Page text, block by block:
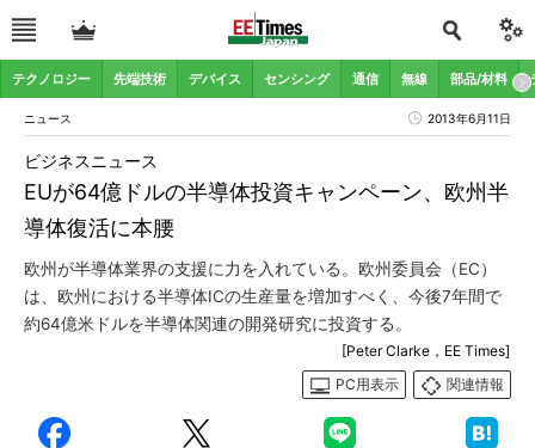
テクノロジー 先端技術 デバイス センシング 通信 無線 部品/材料
ニュース 2013年6月11日
EUが64億ドルの半導体投資キャンペーン、欧州半
導体復活に本腰
ビジネスニュース
欧州が半導体業界の支援に力を入れている。欧州委員会（EC）
は、欧州における半導体ICの生産量を増加すべく、今後7年間で
約64億米ドルを半導体関連の開発研究に投資する。
[Peter Clarke，EE Times]
PC用表示
関連情報